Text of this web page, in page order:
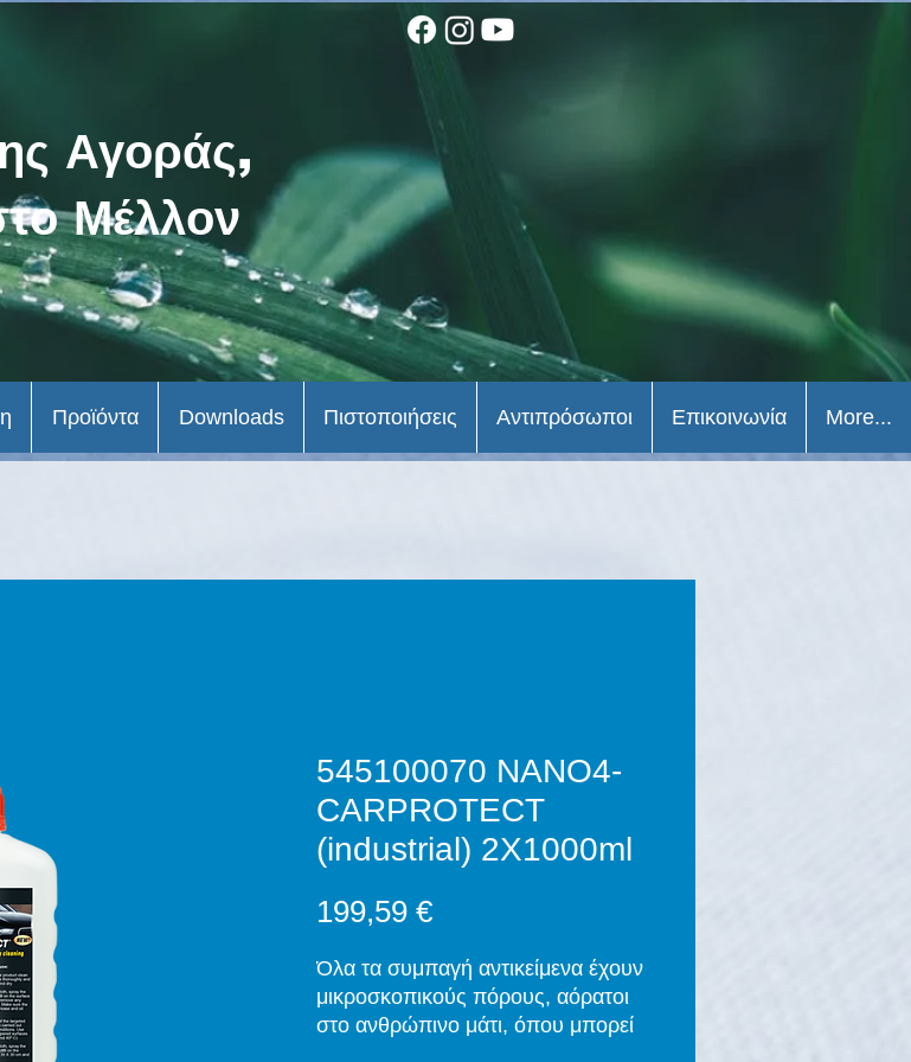
Αγοράς,
Μέλλον
545100070 NANO4-
CARPROTECT
(industrial) 2X1000ml
199,59 €Τιμή
Όλα τα συμπαγή αντικείμενα έχουν
μικροσκοπικούς πόρους, αόρατοι
στο ανθρώπινο μάτι, όπου μπορεί
Προϊόντα Downloads Πιστοποιήσεις Αντιπρόσωποι Επικοινωνία More...